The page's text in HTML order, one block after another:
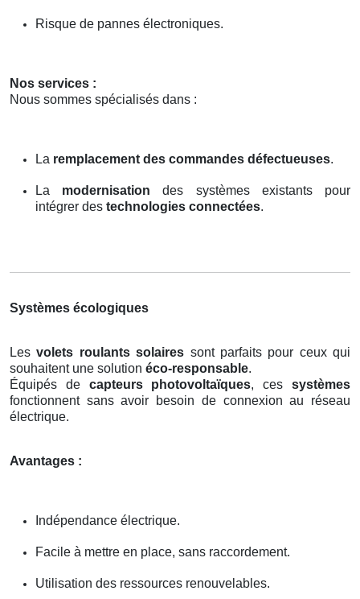
Risque de pannes électroniques.
Nos services :
Nous sommes spécialisés dans :
La remplacement des commandes défectueuses.
La modernisation des systèmes existants pour
intégrer des technologies connectées.
Systèmes écologiques
Lesvolets roulants solaires sont parfaits pour ceux qui
souhaitent une solution éco-responsable.
Équipés de capteurs photovoltaïques, cessystèmes
fonctionnent sans avoir besoin de connexion au réseau
électrique.
Avantages :
Indépendance électrique.
Facile à mettre en place, sans raccordement.
Utilisation des ressources renouvelables.